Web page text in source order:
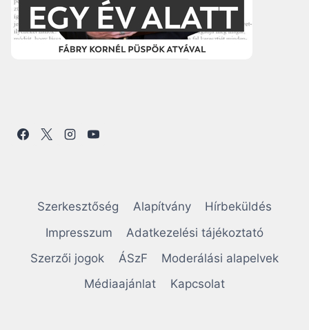
Szerkesztőség Alapítvány
Hírbeküldés
Impresszum
Adatkezelési tájékoztató
Szerzői jogok
ÁSzF
Moderálási alapelvek
Médiaajánlat
Kapcsolat